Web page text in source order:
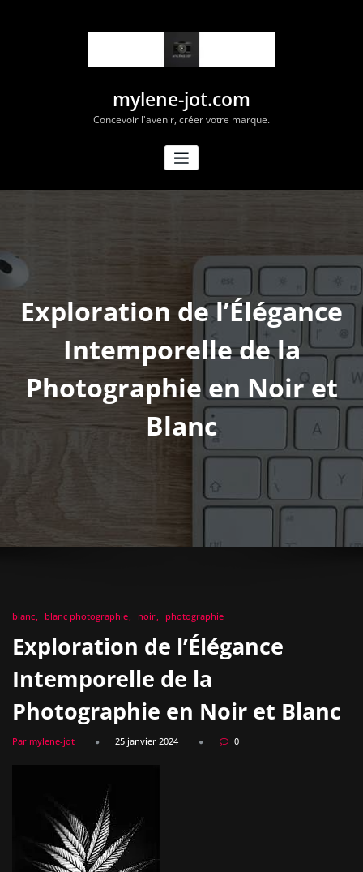
mylene-jot.com
Concevoir l'avenir, créer votre marque.
Exploration de l’Élégance
Intemporelle de la
Photographie en Noir et
Blanc
blanc blanc photographie noir photographie
Exploration de l’Élégance
Intemporelle de la
Photographie en Noir et Blanc
Par mylene-jot 25 janvier 2024 0